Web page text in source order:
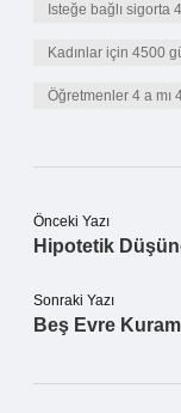
Isteğe bağlı sigorta
Kadınlar için 4500
Öğretmenler 4 a mı
Önceki Yazı
Hipotetik
Sonraki Yazı
Beş Evre